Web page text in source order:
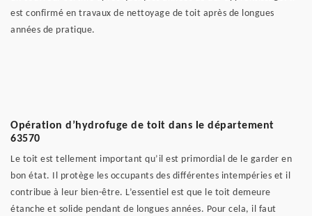
est confirmé en travaux de nettoyage de toit après de longues
années de pratique.
Opération d’hydrofuge de toit dans le département
63570
Le toit est tellement important qu’il est primordial de le garder en
bon état. Il protège les occupants des différentes intempéries et il
contribue à leur bien-être. L’essentiel est que le toit demeure
étanche et solide pendant de longues années. Pour cela, il faut